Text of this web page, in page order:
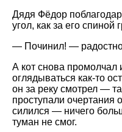
Дядя Фёдор
угол, как за его спиной
— Починил! — радостно
А кот снова промолчал
оглядываться как-то
он за реку смотрел —
проступали очертания
силился — ничего
туман не смог.